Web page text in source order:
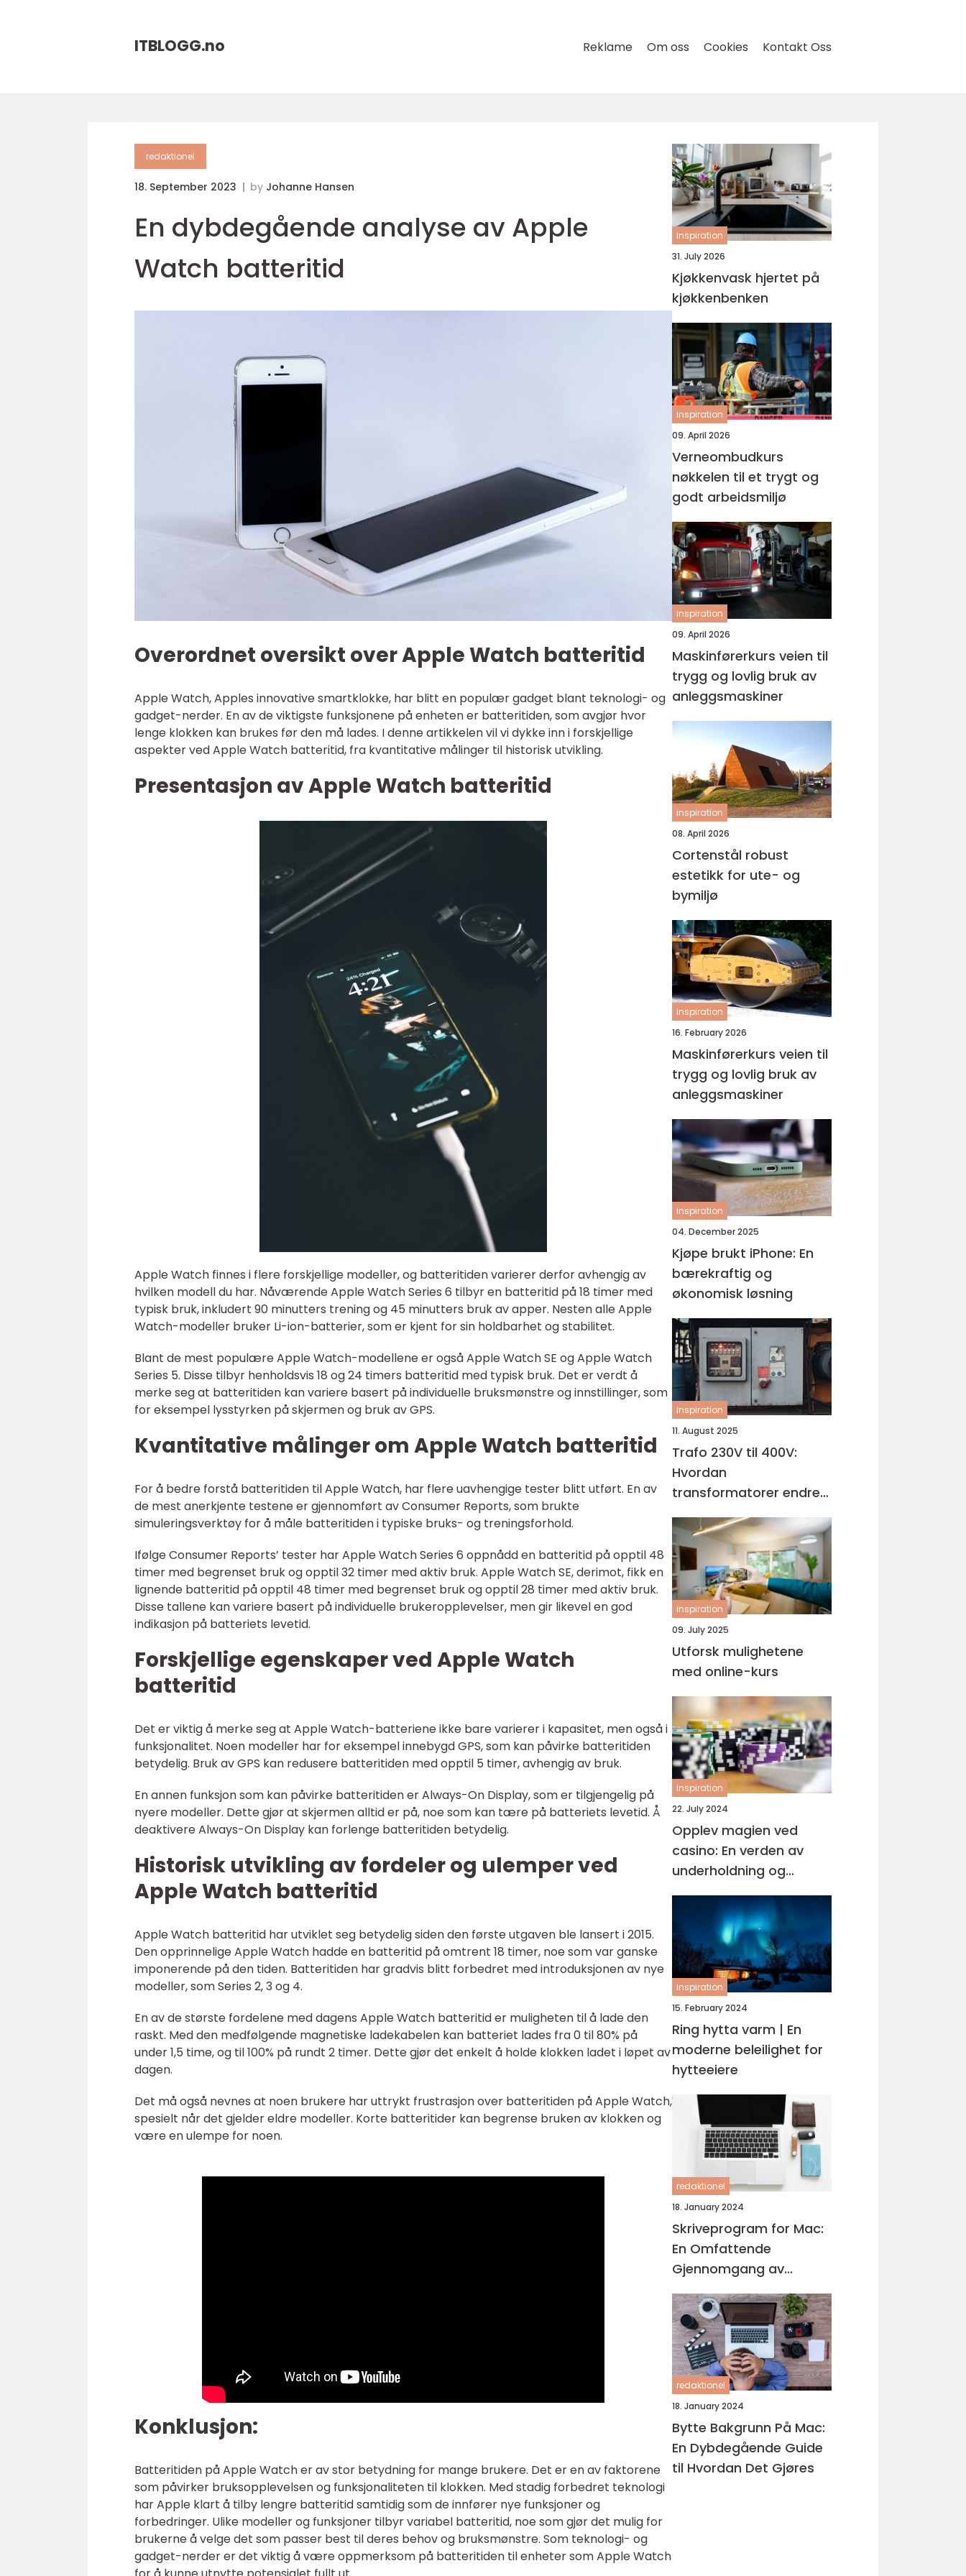
ITBLOGG.no Reklame Om oss Cookies Kontakt Oss
redaktionel
18. September 2023 by Johanne Hansen
En dybdegående analyse av Apple
Watch batteritid
Overordnet oversikt over Apple Watch batteritid
Apple Watch, Apples innovative smartklokke, har blitt en populær gadget blant teknologi- og
gadget-nerder. En av de viktigste funksjonene på enheten er batteritiden, som avgjør hvor
lenge klokken kan brukes før den må lades. I denne artikkelen vil vi dykke inn i forskjellige
aspekter ved Apple Watch batteritid, fra kvantitative målinger til historisk utvikling.
Presentasjon av Apple Watch batteritid
Apple Watch finnes i flere forskjellige modeller, og batteritiden varierer derfor avhengig av
hvilken modell du har. Nåværende Apple Watch Series 6 tilbyr en batteritid på 18 timer med
typisk bruk, inkludert 90 minutters trening og 45 minutters bruk av apper. Nesten alle Apple
Watch-modeller bruker Li-ion-batterier, som er kjent for sin holdbarhet og stabilitet.
Blant de mest populære Apple Watch-modellene er også Apple Watch SE og Apple Watch
Series 5. Disse tilbyr henholdsvis 18 og 24 timers batteritid med typisk bruk. Det er verdt å
merke seg at batteritiden kan variere basert på individuelle bruksmønstre og innstillinger, som
for eksempel lysstyrken på skjermen og bruk av GPS.
Kvantitative målinger om Apple Watch batteritid
For å bedre forstå batteritiden til Apple Watch, har flere uavhengige tester blitt utført. En av
de mest anerkjente testene er gjennomført av Consumer Reports, som brukte
simuleringsverktøy for å måle batteritiden i typiske bruks- og treningsforhold.
Ifølge Consumer Reports’ tester har Apple Watch Series 6 oppnådd en batteritid på opptil 48
timer med begrenset bruk og opptil 32 timer med aktiv bruk. Apple Watch SE, derimot, fikk en
lignende batteritid på opptil 48 timer med begrenset bruk og opptil 28 timer med aktiv bruk.
Disse tallene kan variere basert på individuelle brukeropplevelser, men gir likevel en god
indikasjon på batteriets levetid.
Forskjellige egenskaper ved Apple Watch
batteritid
Det er viktig å merke seg at Apple Watch-batteriene ikke bare varierer i kapasitet, men også i
funksjonalitet. Noen modeller har for eksempel innebygd GPS, som kan påvirke batteritiden
betydelig. Bruk av GPS kan redusere batteritiden med opptil 5 timer, avhengig av bruk.
En annen funksjon som kan påvirke batteritiden er Always-On Display, som er tilgjengelig på
nyere modeller. Dette gjør at skjermen alltid er på, noe som kan tære på batteriets levetid. Å
deaktivere Always-On Display kan forlenge batteritiden betydelig.
Historisk utvikling av fordeler og ulemper ved
Apple Watch batteritid
Apple Watch batteritid har utviklet seg betydelig siden den første utgaven ble lansert i 2015.
Den opprinnelige Apple Watch hadde en batteritid på omtrent 18 timer, noe som var ganske
imponerende på den tiden. Batteritiden har gradvis blitt forbedret med introduksjonen av nye
modeller, som Series 2, 3 og 4.
En av de største fordelene med dagens Apple Watch batteritid er muligheten til å lade den
raskt. Med den medfølgende magnetiske ladekabelen kan batteriet lades fra 0 til 80% på
under 1,5 time, og til 100% på rundt 2 timer. Dette gjør det enkelt å holde klokken ladet i løpet av
dagen.
Det må også nevnes at noen brukere har uttrykt frustrasjon over batteritiden på Apple Watch,
spesielt når det gjelder eldre modeller. Korte batteritider kan begrense bruken av klokken og
være en ulempe for noen.
Konklusjon:
Batteritiden på Apple Watch er av stor betydning for mange brukere. Det er en av faktorene
som påvirker bruksopplevelsen og funksjonaliteten til klokken. Med stadig forbedret teknologi
har Apple klart å tilby lengre batteritid samtidig som de innfører nye funksjoner og
forbedringer. Ulike modeller og funksjoner tilbyr variabel batteritid, noe som gjør det mulig for
brukerne å velge det som passer best til deres behov og bruksmønstre. Som teknologi- og
gadget-nerder er det viktig å være oppmerksom på batteritiden til enheter som Apple Watch
inspiration
31. July 2026
Kjøkkenvask hjertet på
kjøkkenbenken
inspiration
09. April 2026
Verneombudkurs
nøkkelen til et trygt og
godt arbeidsmiljø
inspiration
09. April 2026
Maskinførerkurs veien til
trygg og lovlig bruk av
anleggsmaskiner
inspiration
08. April 2026
Cortenstål robust
estetikk for ute- og
bymiljø
inspiration
16. February 2026
Maskinførerkurs veien til
trygg og lovlig bruk av
anleggsmaskiner
inspiration
04. December 2025
Kjøpe brukt iPhone: En
bærekraftig og
økonomisk løsning
inspiration
11. August 2025
Trafo 230V til 400V:
Hvordan
transformatorer endrer
spenningen
inspiration
09. July 2025
Utforsk mulighetene
med online-kurs
inspiration
22. July 2024
Opplev magien ved
casino: En verden av
underholdning og
muligheter
inspiration
15. February 2024
Ring hytta varm | En
moderne beleilighet for
hytteeiere
redaktionel
18. January 2024
Skriveprogram for Mac:
En Omfattende
Gjennomgang av
Produktene på
Markedet
redaktionel
18. January 2024
Bytte Bakgrunn På Mac:
En Dybdegående Guide
til Hvordan Det Gjøres